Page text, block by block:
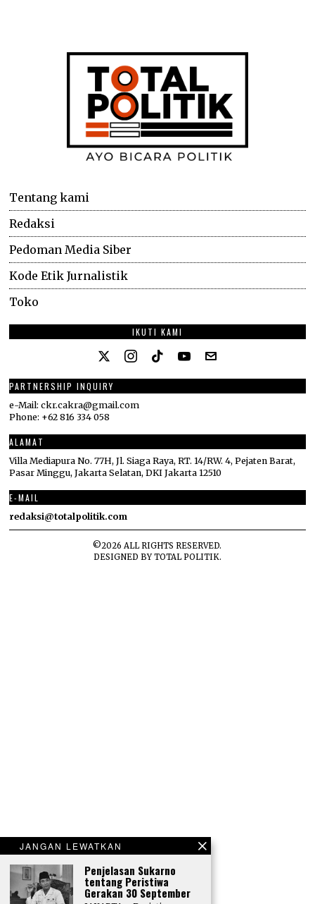
Tentang kami
Redaksi
Pedoman Media Siber
Kode Etik Jurnalistik
Toko
IKUTI KAMI
PARTNERSHIP INQUIRY
e-Mail: ckr.cakra@gmail.com
Phone: +62 816 334 058
ALAMAT
Villa Mediapura No. 77H, Jl. Siaga Raya, RT. 14/RW. 4, Pejaten Barat,
Pasar Minggu, Jakarta Selatan, DKI Jakarta 12510
E-MAIL
redaksi@totalpolitik.com
©2026 ALL RIGHTS RESERVED.
DESIGNED BYTOTAL POLITIK.
JANGAN LEWATKAN
Penjelasan Sukarno
tentang Peristiwa
Gerakan 30 September